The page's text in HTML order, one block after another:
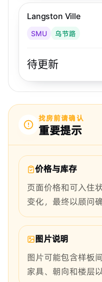
Langston Ville
SMU 乌节路
待更新
找房前请确认
重要提示
价格与库存
页面价格和可入住
变化，最终以顾问
图片说明
图片可能包含样板
家具、朝向和楼层